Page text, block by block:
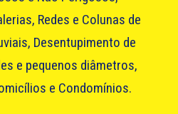
Redes e Colunas de
Desentupimento de
e pequenos diâmetros,
e Condomínios.